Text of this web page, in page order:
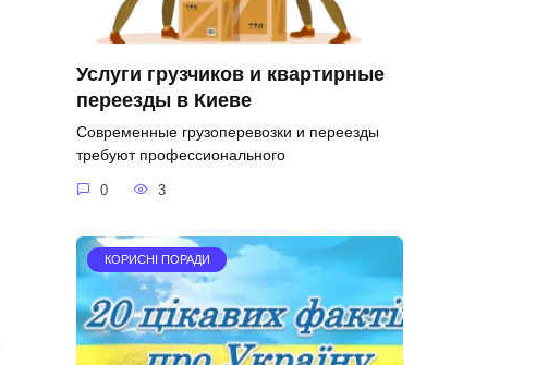
Услуги грузчиков и квартирные
переезды в Киеве
Современные грузоперевозки и переезды
требуют профессионального
0 3
КОРИСНІ ПОРАДИ